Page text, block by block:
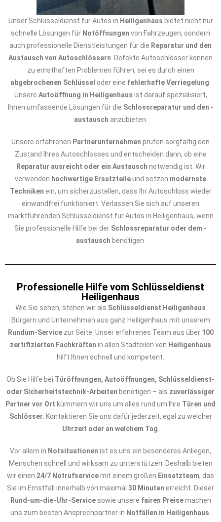
Unser Schlüsseldienst für Autos in Heiligenhaus bietet nicht nur
schnelle Lösungen für Notöffnungen von Fahrzeugen, sondern
auch professionelle Dienstleistungen für die Reparatur und den
Austausch von Autoschlössern . Defekte Autoschlösser können
zu ernsthaften Problemen führen, sei es durch einen
abgebrochenen Schlüssel oder eine fehlerhafte Verriegelung
Unsere Autoöffnung in Heiligenhaus ist darauf spezialisiert,
Ihnen umfassende Lösungen für die Schlossreparatur und den -
austausch anzubieten.
Unsere erfahrenen Partnerunternehmen prüfen sorgfältig den
Zustand Ihres Autoschlosses und entscheiden dann, ob eine
Reparatur ausreicht oder ein Austausch notwendig ist. Wir
verwenden hochwertige Ersatzteileund setzen modernste
Techniken ein, um sicherzustellen, dass Ihr Autoschloss wieder
einwandfrei funktioniert. Verlassen Sie sich auf unseren
marktführenden Schlüsseldienst für Autos in Heiligenhaus, wenn
Sie professionelle Hilfe bei der Schlossreparatur oder dem -
austausch benötigen.
Professionelle Hilfe vom Schlüsseldienst
Heiligenhaus
Wie Sie sehen, stehen wir als Schlüsseldienst Heiligenhaus
Bürgern und Unternehmen aus ganz Heiligenhaus mit unserem
Rundum-Servicezur Seite. Unser erfahrenes Team aus über 100
zertifizierten Fachkräften in allen Stadteilen von Heiligenhaus
hilft Ihnen schnell und kompetent.
Ob Sie Hilfe bei Türöffnungen, Autoöffnungen, Schlüsseldienst-
oder Sicherheitstechnik-Arbeiten benötigen – als zuverlässiger
Partner vor Ort kümmern wir uns um alles rund um Ihre Türen und
Schlösser . Kontaktieren Sie uns dafür jederzeit, egal zu welcher
Uhrzeit oder an welchem Tag
Vor allem in Notsituationen ist es uns ein besonderes Anliegen,
Menschen schnell und wirksam zu unterstützen. Deshalb bieten
wir einen 24/7 Notrufservicemit einem großen Einsatzteam, das
Sie im Ernstfall innerhalb von maximal 30 Minuten erreicht. Dieser
Rund-um-die-Uhr-Servicesowie unsere fairen Preisemachen
uns zum besten Ansprechpartner in Notfällen in Heiligenhaus